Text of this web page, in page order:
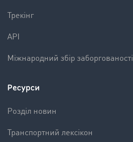
Трекінг
API
Міжнародний збір заборгованості
Ресурси
Pозділ новин
Транспортний лексікон